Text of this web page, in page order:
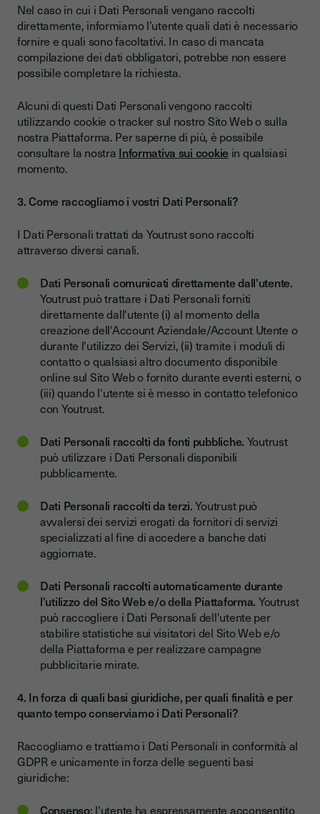
Nel caso in cui i Dati Personali vengano raccolti
direttamente, informiamo l’utente quali dati è necessario
fornire e quali sono facoltativi. In caso di mancata
compilazione dei dati obbligatori, potrebbe non essere
possibile completare la richiesta.
Alcuni di questi Dati Personali vengono raccolti
utilizzando cookie o tracker sul nostro Sito Web o sulla
nostra Piattaforma. Per saperne di più, è possibile
consultare la nostra Informativa sui cookiein qualsiasi
momento.
3. Come raccogliamo i vostri Dati Personali?
I Dati Personali trattati da Youtrust sono raccolti
attraverso diversi canali.
Dati Personali comunicati direttamente dall'utente.
Youtrust può trattare i Dati Personali forniti
direttamente dall'utente (i) al momento della
creazione dell'Account Aziendale/Account Utente o
durante l'utilizzo dei Servizi, (ii) tramite i moduli di
contatto o qualsiasi altro documento disponibile
online sul Sito Web o fornito durante eventi esterni, o
(iii) quando l'utente si è messo in contatto telefonico
con Youtrust.
Dati Personali raccolti da fonti pubbliche. Youtrust
può utilizzare i Dati Personali disponibili
pubblicamente.
Dati Personali raccolti da terzi.Youtrust può
avvalersi dei servizi erogati da fornitori di servizi
specializzati al fine di accedere a banche dati
aggiornate.
Dati Personali raccolti automaticamente durante
l'utilizzo del Sito Web e/o della Piattaforma. Youtrust
può raccogliere i Dati Personali dell'utente per
stabilire statistiche sui visitatori del Sito Web e/o
della Piattaforma e per realizzare campagne
pubblicitarie mirate.
4. In forza di quali basi giuridiche, per quali finalità e per
quanto tempo conserviamo i Dati Personali?
Raccogliamo e trattiamo i Dati Personali in conformità al
GDPR e unicamente in forza delle seguenti basi
giuridiche:
Consenso: l'utente ha espressamente acconsentito